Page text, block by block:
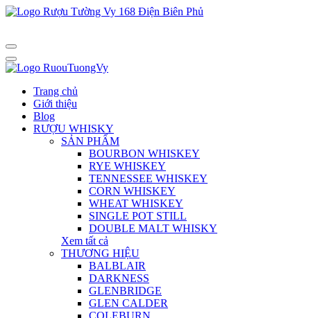
Trang chủ
Giới thiệu
Blog
RƯỢU WHISKY
SẢN PHẨM
BOURBON WHISKEY
RYE WHISKEY
TENNESSEE WHISKEY
CORN WHISKEY
WHEAT WHISKEY
SINGLE POT STILL
DOUBLE MALT WHISKY
Xem tất cả
THƯƠNG HIỆU
BALBLAIR
DARKNESS
GLENBRIDGE
GLEN CALDER
COLEBURN